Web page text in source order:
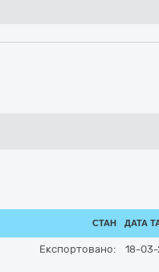
СТАН ДАТА
Експортовано: 18-03-